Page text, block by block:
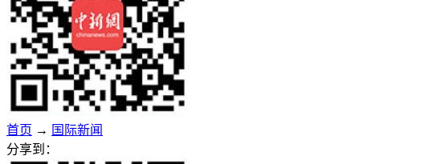
首页 → 国际新闻
分享到：